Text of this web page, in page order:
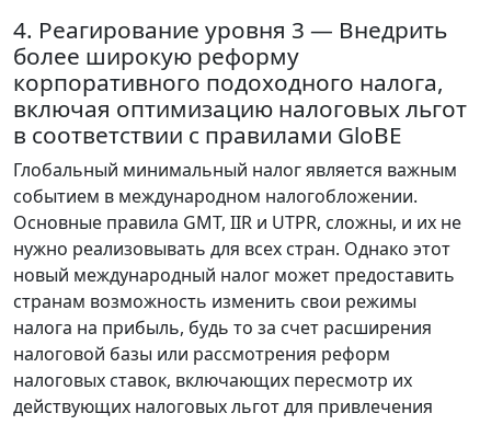
4. Реагирование уровня 3 — Внедрить
более широкую реформу
корпоративного подоходного налога,
включая оптимизацию налоговых льгот
в соответствии с правилами GloBE
Глобальный минимальный налог является важным
событием в международном налогобложении.
Основные правила GMT, IIR и UTPR, сложны, и их не
нужно реализовывать для всех стран. Однако этот
новый международный налог может предоставить
странам возможность изменить свои режимы
налога на прибыль, будь то за счет расширения
налоговой базы или рассмотрения реформ
налоговых ставок, включающих пересмотр их
действующих налоговых льгот для привлечения